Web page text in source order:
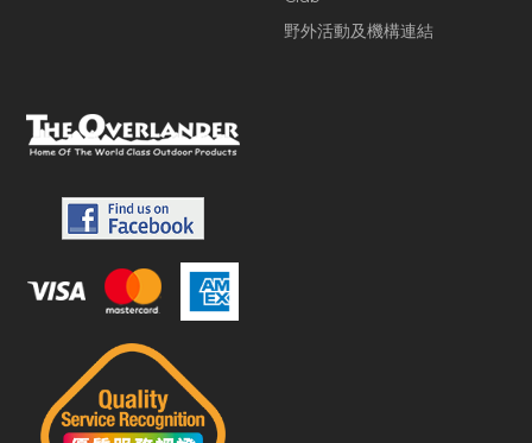
野外活動及機構連結